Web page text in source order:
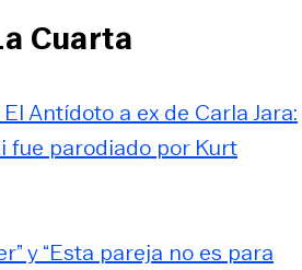
Cuarta
Antídoto a ex de Carla Jara:
fue parodiado por Kurt
y “Esta pareja no es para